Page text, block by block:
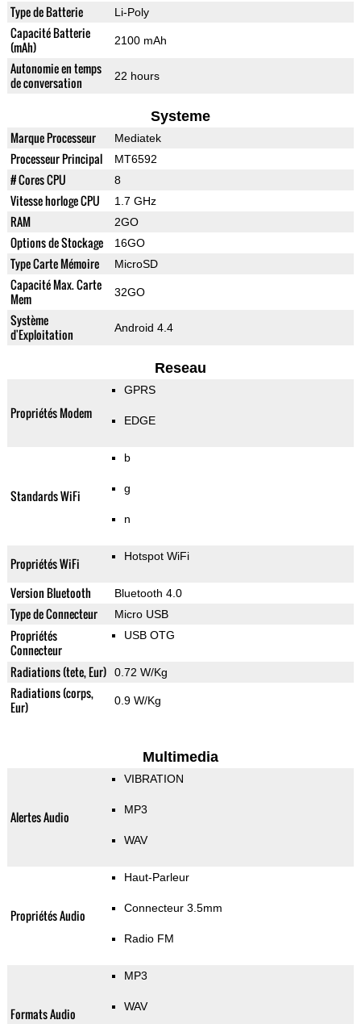
Type de Batterie Li-Poly
Capacité Batterie
(mAh)
2100 mAh
Autonomie en temps
de conversation
22 hours
Systeme
Marque Processeur Mediatek
Processeur Principal MT6592
# Cores CPU 8
Vitesse horloge CPU 1.7 GHz
RAM 2GO
Options de Stockage 16GO
Type Carte Mémoire MicroSD
Capacité Max. Carte
Mem
32GO
Système
d'Exploitation
Android 4.4
Reseau
Propriétés Modem
GPRS
EDGE
Standards WiFi
b
g
n
Propriétés WiFi Hotspot WiFi
Version Bluetooth Bluetooth 4.0
Type de Connecteur Micro USB
Propriétés
Connecteur
USB OTG
Radiations (tete, Eur) 0.72 W/Kg
Radiations (corps,
Eur)
0.9 W/Kg
Multimedia
Alertes Audio
VIBRATION
MP3
WAV
Propriétés Audio
Haut-Parleur
Connecteur 3.5mm
Radio FM
Formats Audio
MP3
WAV